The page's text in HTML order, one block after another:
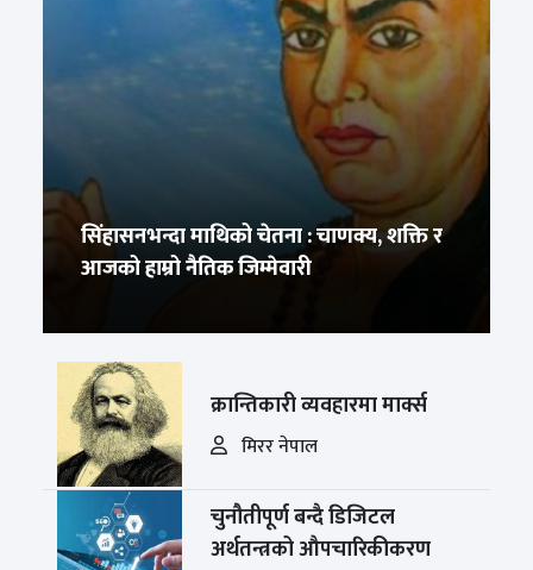
सिंहासनभन्दा माथिको चेतना : चाणक्य, शक्ति र
आजको हाम्रो नैतिक जिम्मेवारी
क्रान्तिकारी व्यवहारमा मार्क्स
मिरर नेपाल
चुनौतीपूर्ण बन्दै डिजिटल
अर्थतन्त्रको औपचारिकीकरण